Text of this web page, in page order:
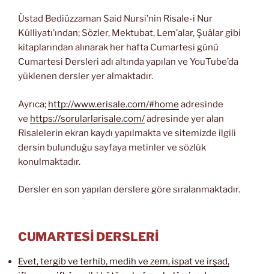
Üstad Bediüzzaman Said Nursi’nin Risale-i Nur
Külliyatı’ından; Sözler, Mektubat, Lem’alar, Şuâlar gibi
kitaplarından alınarak her hafta Cumartesi günü
Cumartesi Dersleri adı altında yapılan ve YouTube’da
yüklenen dersler yer almaktadır.
Ayrıca; http://www.erisale.com/#home adresinde
ve https://sorularlarisale.com/adresinde yer alan
Risalelerin ekran kaydı yapılmakta ve sitemizde ilgili
dersin bulunduğu sayfaya metinler ve sözlük
konulmaktadır.
Dersler en son yapılan derslere göre sıralanmaktadır.
CUMARTESİ DERSLERİ
Evet, tergib ve terhib, medih ve zem, ispat ve irşad,